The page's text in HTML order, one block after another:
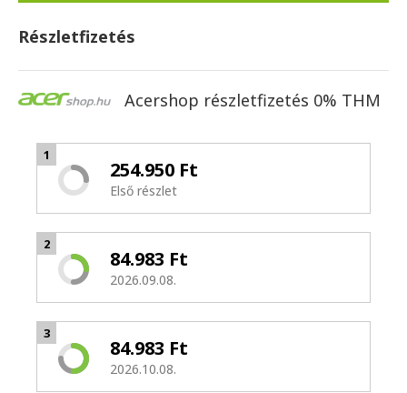
Részletfizetés
Acershop részletfizetés 0% THM
1
254.950 Ft
Első részlet
2
84.983 Ft
2026.09.08.
3
84.983 Ft
2026.10.08.